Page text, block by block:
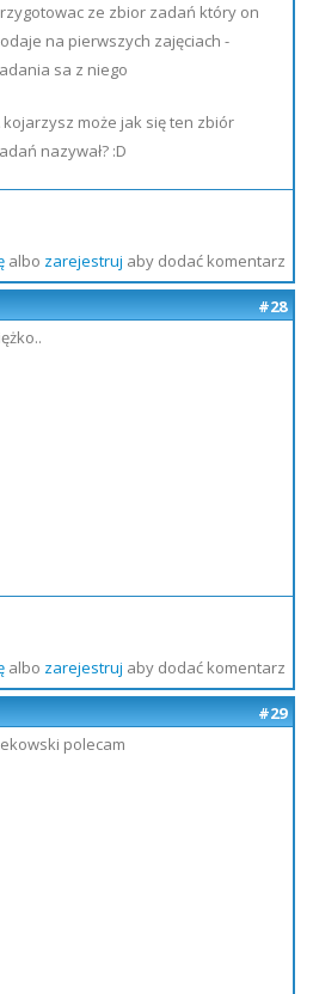
ze zbior zadań który on
na pierwszych zajęciach -
sa z niego
kojarzysz może jak się ten zbiór
nazywał? :D
albo zarejestruj aby dodać komentarz
#28
albo zarejestruj aby dodać komentarz
#29
polecam